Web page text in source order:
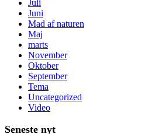
Juli
Juni
Mad af naturen
Maj
marts
November
Oktober
September
Tema
Uncategorized
Video
Seneste nyt